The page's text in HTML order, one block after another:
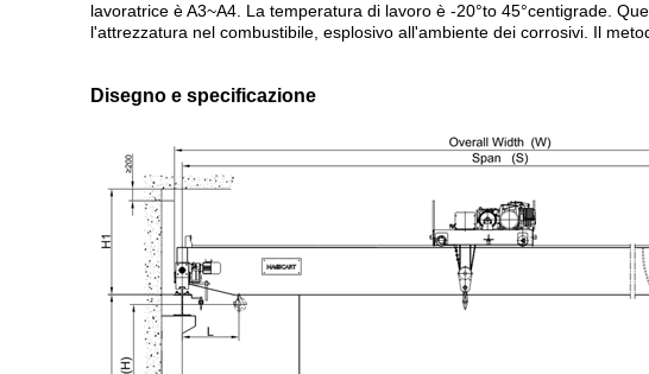
lavoratrice è A3~A4. La temperatura di lavoro è -20°to 45°centigrade.
l'attrezzatura nel combustibile, esplosivo all'ambiente dei corrosivi. Il
Disegno e specificazione